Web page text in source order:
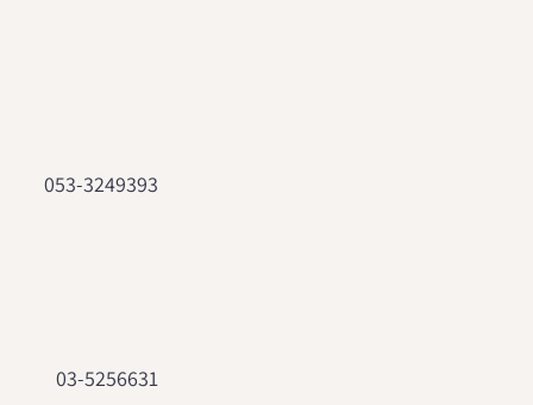
053-3249393
03-5256631